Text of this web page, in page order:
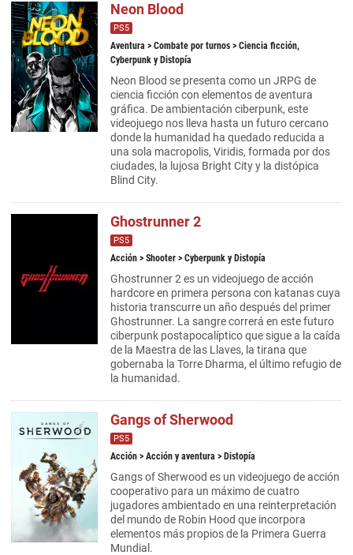
Neon Blood
PS5
Aventura > Combate por turnos > Ciencia ficción,
Cyberpunk y Distopía
Neon Blood se presenta como un JRPG de
ciencia ficción con elementos de aventura
gráfica. De ambientación ciberpunk, este
videojuego nos lleva hasta un futuro cercano
donde la humanidad ha quedado reducida a
una sola macropolis, Viridis, formada por dos
ciudades, la lujosa Bright City y la distópica
Blind City.
Ghostrunner 2
PS5
Acción > Shooter > Cyberpunk y Distopía
Ghostrunner 2 es un videojuego de acción
hardcore en primera persona con katanas cuya
historia transcurre un año después del primer
Ghostrunner. La sangre correrá en este futuro
ciberpunk postapocalíptico que sigue a la caída
de la Maestra de las Llaves, la tirana que
gobernaba la Torre Dharma, el último refugio de
la humanidad.
Gangs of Sherwood
PS5
Acción > Acción y aventura > Distopía
Gangs of Sherwood es un videojuego de acción
cooperativo para un máximo de cuatro
jugadores ambientado en una reinterpretación
del mundo de Robin Hood que incorpora
elementos más propios de la Primera Guerra
Mundial.